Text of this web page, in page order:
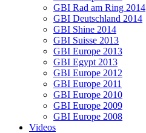
GBI Rad am Ring 2014
GBI Deutschland 2014
GBI Shine 2014
GBI Suisse 2013
GBI Europe 2013
GBI Egypt 2013
GBI Europe 2012
GBI Europe 2011
GBI Europe 2010
GBI Europe 2009
GBI Europe 2008
Videos